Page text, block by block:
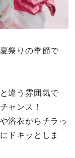
祭りの季節で
違う雰囲気で
ャンス！
浴衣からチラっ
ドキッとしま